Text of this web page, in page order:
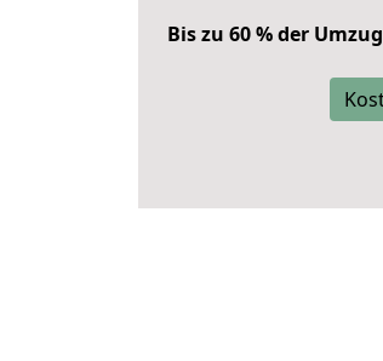
Bis zu 60 % der